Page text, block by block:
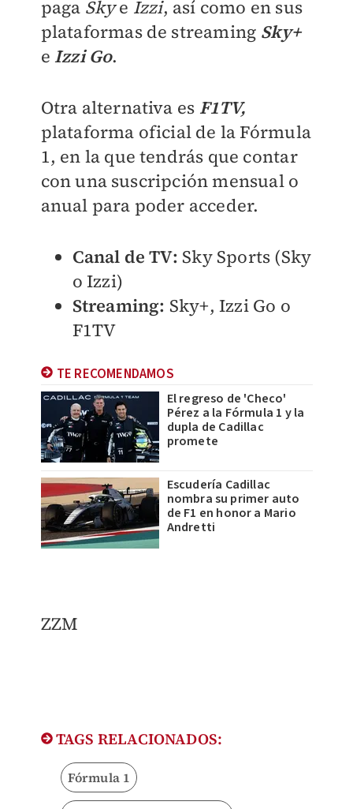
paga Skye Izzi, así como en sus
plataformas de streaming Sky+
e Izzi Go.
Otra alternativa es F1TV,
plataforma oficial de la Fórmula
1, en la que tendrás que contar
con una suscripción mensual o
anual para poder acceder.
Canal de TV: Sky Sports (Sky
o Izzi)
Streaming: Sky+, Izzi Go o
F1TV
TE RECOMENDAMOS
El regreso de 'Checo'
Pérez a la Fórmula 1 y la
dupla de Cadillac
promete
Escudería Cadillac
nombra su primer auto
de F1 en honor a Mario
Andretti
ZZM
TAGS RELACIONADOS:
Fórmula 1